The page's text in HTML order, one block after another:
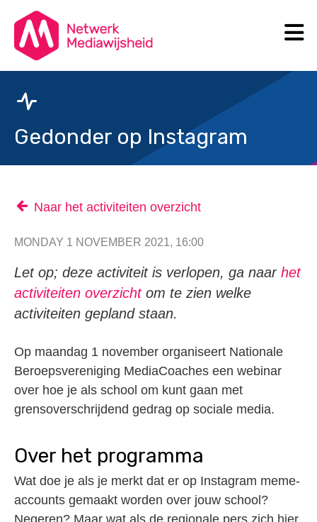
Gedonder op Instagram
Naar het activiteiten overzicht
MONDAY 1 NOVEMBER 2021, 16:00
Let op; deze activiteit is verlopen, ga naar het
activiteiten overzichtom te zien welke
activiteiten gepland staan.
Op maandag 1 november organiseert Nationale
Beroepsvereniging MediaCoaches een webinar
over hoe je als school om kunt gaan met
grensoverschrijdend gedrag op sociale media.
Over het programma
Wat doe je als je merkt dat er op Instagram meme-
accounts gemaakt worden over jouw school?
Negeren? Maar wat als de regionale pers zich hier